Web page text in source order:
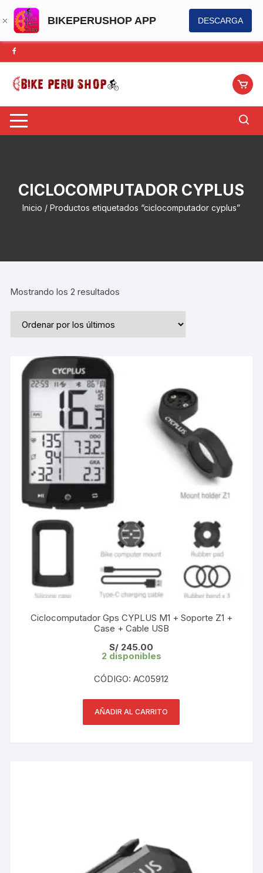
BIKEPERUSHOP APP DESCARGA
Saltar
al
contenido
CICLOCOMPUTADOR CYPLUS
Inicio / Productos etiquetados “ciclocomputador cyplus”
Mostrando los 2 resultados
Ciclocomputador Gps CYPLUS M1 + Soporte Z1 +
Case + Cable USB
S/ 245.00
2 disponibles
CÓDIGO: AC05912
AÑADIR AL CARRITO